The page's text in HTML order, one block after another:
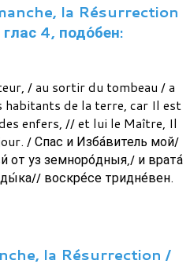
la Résurrection
4, подо́бен:
/ au sortir du tombeau / a
habitants de la terre, car Il est
enfers, // et lui le Maître, Il
/ Спас и Изба́витель мой/
от уз земноро́дныя,/ и врата́
воскре́се тридне́вен.
la Résurrection /